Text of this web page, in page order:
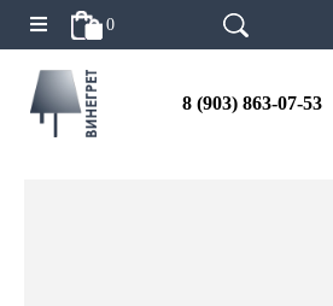
0
8 (903) 863-07-53